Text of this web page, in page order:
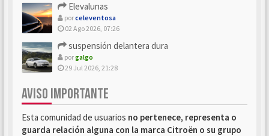
Elevalunas
porceleventosa
02 Ago 2026, 07:26
suspensión delantera dura
porgalgo
29 Jul 2026, 21:28
AVISO IMPORTANTE
Esta comunidad de usuarios no pertenece, representa o
guarda relación alguna con la marca Citroën o su grupo